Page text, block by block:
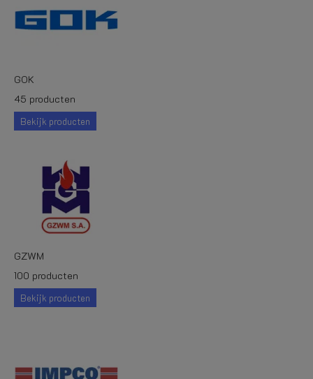
GOK
45 producten
Bekijk producten
GZWM
100 producten
Bekijk producten